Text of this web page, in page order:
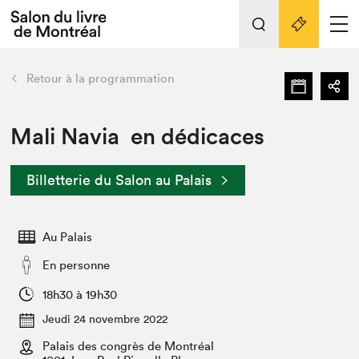
Espace médias
Espace exposant⋅e⋅s
Tout sur l'édition 2022
Actualités
Vidéos et Balados
Club de lecture Braindate
retour Nos activités
Édition 2022
Nous connaître
Projets partenaires 2022
Archives
Liens pratiques
Retour à la programmation
Mali Navia en dédicaces
Billetterie du Salon au Palais
Au Palais
En personne
18h30 à 19h30
Jeudi 24 novembre 2022
Palais des congrès de Montréal